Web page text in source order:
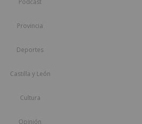
Provincia
Deportes
Castilla y León
Cultura
Opinión